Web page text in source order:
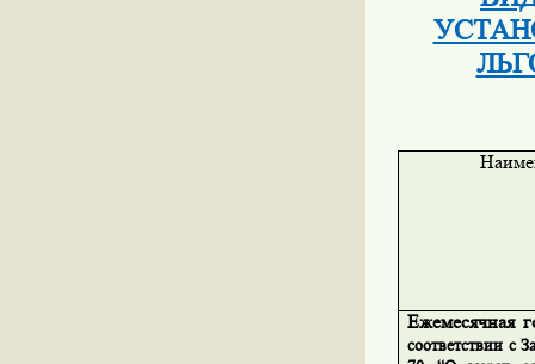
Ежемесячная
соответствии с